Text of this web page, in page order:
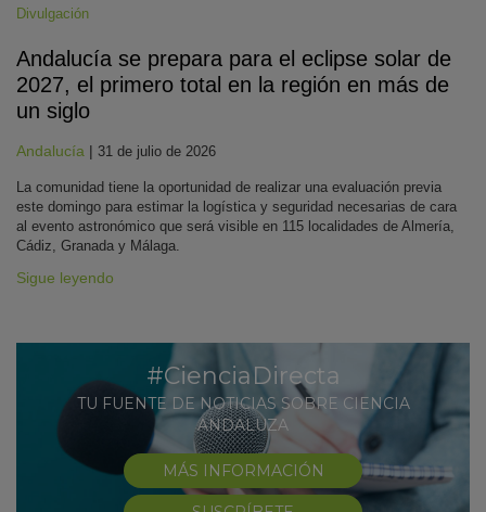
Divulgación
Andalucía se prepara para el eclipse solar de
2027, el primero total en la región en más de
un siglo
Andalucía | 31 de julio de 2026
La comunidad tiene la oportunidad de realizar una evaluación previa
este domingo para estimar la logística y seguridad necesarias de cara
al evento astronómico que será visible en 115 localidades de Almería,
Cádiz, Granada y Málaga.
Sigue leyendo
#CienciaDirecta
TU FUENTE DE NOTICIAS SOBRE CIENCIA
ANDALUZA
MÁS INFORMACIÓN